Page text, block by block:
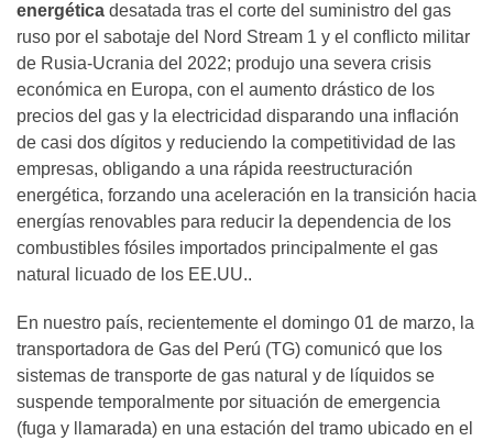
energética desatada tras el corte del suministro del gas
ruso por el sabotaje del Nord Stream 1 y el conflicto militar
de Rusia-Ucrania del 2022; produjo una severa crisis
económica en Europa, con el aumento drástico de los
precios del gas y la electricidad disparando una inflación
de casi dos dígitos y reduciendo la competitividad de las
empresas, obligando a una rápida reestructuración
energética, forzando una aceleración en la transición hacia
energías renovables para reducir la dependencia de los
combustibles fósiles importados principalmente el gas
natural licuado de los EE.UU..
En nuestro país, recientemente el domingo 01 de marzo, la
transportadora de Gas del Perú (TG) comunicó que los
sistemas de transporte de gas natural y de líquidos se
suspende temporalmente por situación de emergencia
(fuga y llamarada) en una estación del tramo ubicado en el